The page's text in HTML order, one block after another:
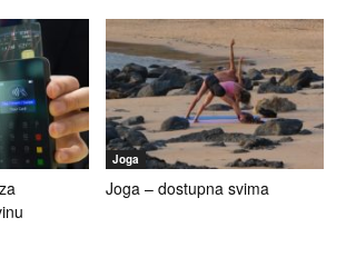
Joga
Joga – dostupna svima